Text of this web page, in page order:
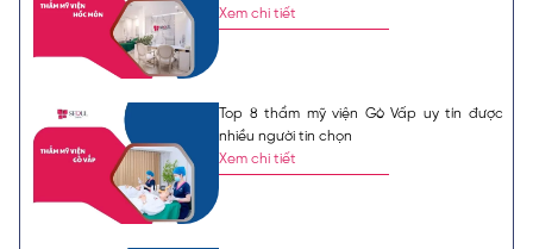
Xem chi tiết
Top 8 thẩm mỹ viện Gò Vấp uy tín được
nhiều người tin chọn
Xem chi tiết